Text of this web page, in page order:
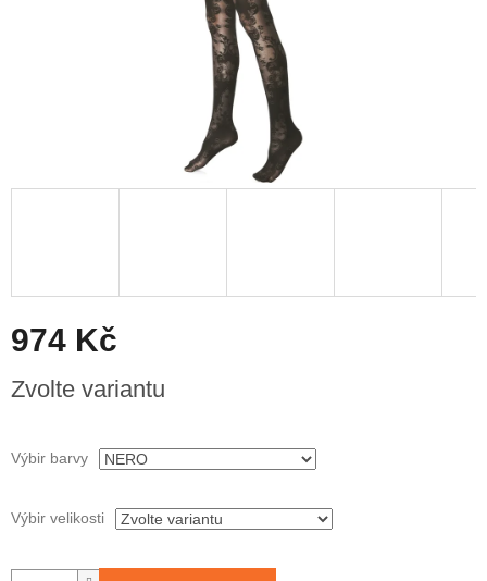
974 Kč
Měrná
cena:
Zvolte variantu
Výbir barvy
Výbir velikosti